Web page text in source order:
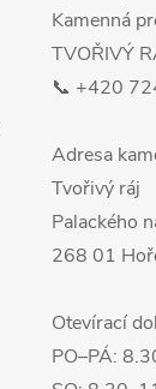
Kamenná
TVOŘIVÝ
📞 +420
Adresa
Tvořivý ráj
Palackého
268 01
Otevírací
PO–PÁ: